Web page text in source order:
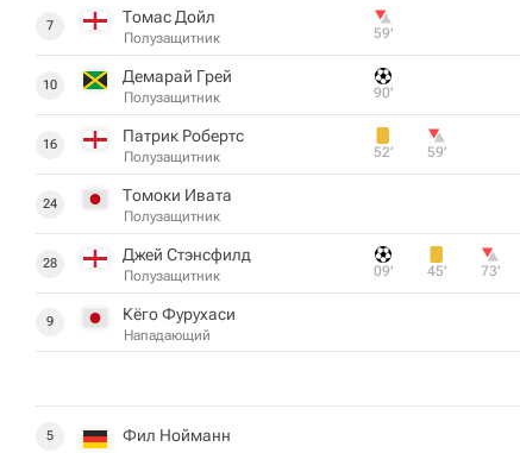
7 Томас Дойл
Полузащитник 59‎’‎
10 Демарай Грей
Полузащитник 90‎’‎
16 Патрик Робертс
Полузащитник 52‎’‎ 59‎’‎
24 Томоки Ивата
Полузащитник
28 Джей Стэнсфилд
Полузащитник 09‎’‎ 45‎’‎ 73‎’‎
9 Кёго Фурухаси
Нападающий
5 Фил Нойманн